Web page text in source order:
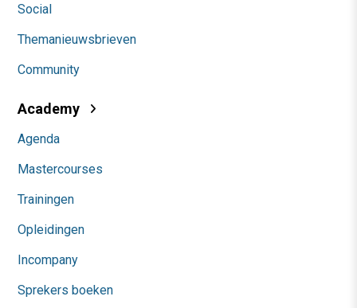
Social
Themanieuwsbrieven
Community
Academy
Agenda
Mastercourses
Trainingen
Opleidingen
Incompany
Sprekers boeken